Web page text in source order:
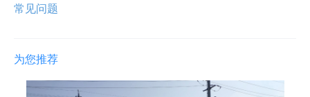
常见问题
为您推荐